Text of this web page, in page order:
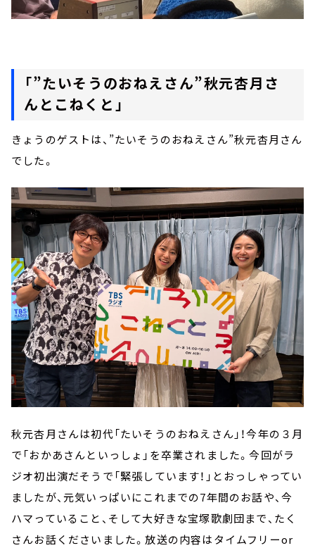
「”たいそうのおねえさん”秋元杏月さ
んとこねくと」
きょうのゲストは、”たいそうのおねえさん”秋元杏月さん
でした。
秋元杏月さんは初代「たいそうのおねえさん」！今年の３月
で「おかあさんといっしょ」を卒業されました。今回がラ
ジオ初出演だそうで「緊張しています！」とおっしゃってい
ましたが、元気いっぱいにこれまでの7年間のお話や、今
ハマっていること、そして大好きな宝塚歌劇団まで、たく
さんお話くださいました。放送の内容はタイムフリーor